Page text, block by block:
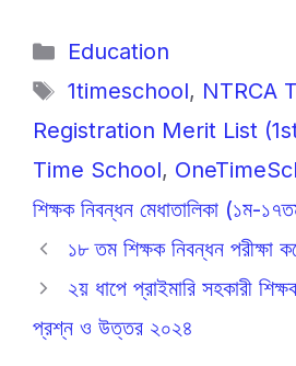
c
e
b
o
o
k
at
s
A
p
p
gr
a
m
e
n
g
er
Categories
Education
Tags
1timeschool, NTRCA
Registration Merit List
Time School,
শিক্ষক নিবন্ধন মেধাতালিকা (১ম-
১৮ তম শিক্ষক নিবন্ধন পরীক্ষা
২য় ধাপে প্রাইমারি সহকারী
প্রশ্ন ও উত্তর ২০২৪